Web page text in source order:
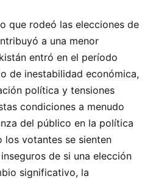
que rodeó las elecciones de
a una menor
entró en el período
de inestabilidad económica,
política y tensiones
condiciones a menudo
del público en la política
los votantes se sienten
de si una elección
significativo, la